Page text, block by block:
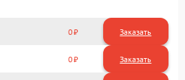
0 Заказать
0 Заказать